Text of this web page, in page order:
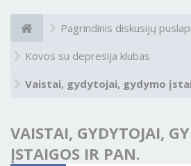
Pagrindinis diskusijų
Kovos su depresija klubas
Vaistai, gydytojai, gydymo
VAISTAI, GYDYTOJAI,
ĮSTAIGOS IR PAN.